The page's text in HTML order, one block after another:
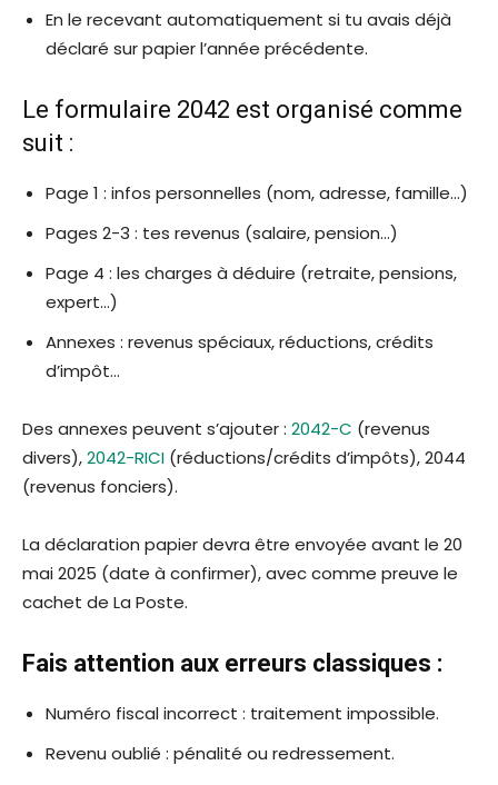
En le recevant automatiquement si tu avais déjà
déclaré sur papier l’année précédente.
Le formulaire 2042 est organisé comme
suit :
Page 1 : infos personnelles (nom, adresse, famille…)
Pages 2-3 : tes revenus (salaire, pension…)
Page 4 : les charges à déduire (retraite, pensions,
expert…)
Annexes : revenus spéciaux, réductions, crédits
d’impôt…
Des annexes peuvent s’ajouter : 2042-C (revenus
divers),2042-RICI (réductions/crédits d’impôts), 2044
(revenus fonciers).
La déclaration papier devra être envoyée avant le 20
mai 2025 (date à confirmer), avec comme preuve le
cachet de La Poste.
Fais attention aux erreurs classiques :
Numéro fiscal incorrect : traitement impossible.
Revenu oublié : pénalité ou redressement.